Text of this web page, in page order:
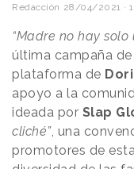
Redacción 28/04/2021 ·
“Madre no hay solo
última campaña de
plataforma de
apoyo a la
ideada por Slap
cliché”, una
promotores de